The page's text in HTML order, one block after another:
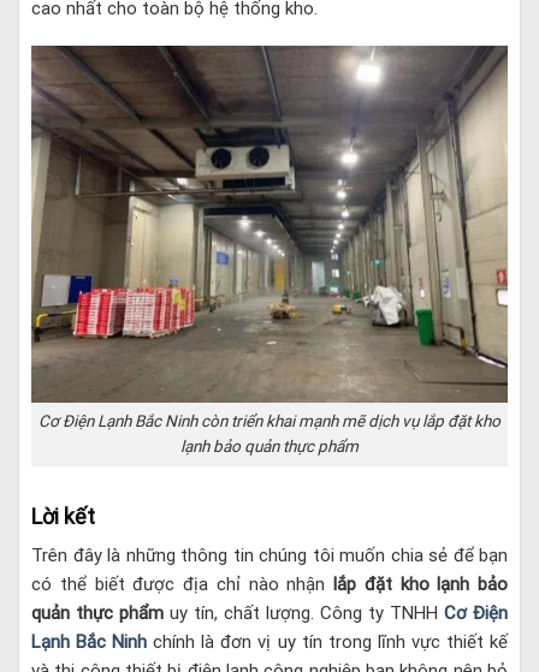
cao nhất cho toàn bộ hệ thống kho.
Cơ Điện Lạnh Bắc Ninh còn triển khai mạnh mẽ dịch vụ lắp đặt kho
lạnh bảo quản thực phẩm
Lời kết
Trên đây là những thông tin chúng tôi muốn chia sẻ để bạn
có thể biết được địa chỉ nào nhận lắp đặt kho lạnh bảo
quản thực phẩm uy tín, chất lượng. Công ty TNHH Cơ Điện
Lạnh Bắc Ninh chính là đơn vị uy tín trong lĩnh vực thiết kế